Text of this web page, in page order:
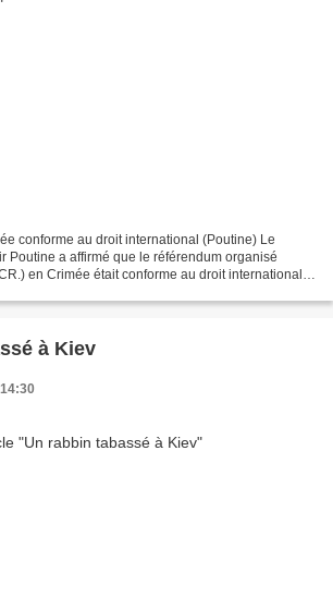
conforme au droit international (Poutine) Le
Poutine a affirmé que le référendum organisé
en Crimée était conforme au droit international
à Kiev